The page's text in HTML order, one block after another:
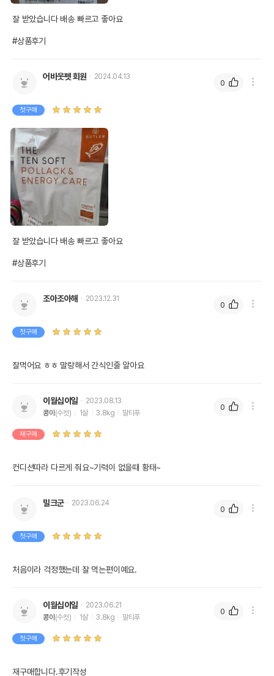
잘 받았습니다 배송 빠르고 좋아요
#상품후기
어바웃펫 회원 2024.04.13
첫구매
잘 받았습니다 배송 빠르고 좋아요
#상품후기
0
조아조아해 2023.12.31
첫구매
잘먹어요 ㅎㅎ 말랑해서 간식인줄 알아요
0
이월십이일
2023.08.13
콩이 (수컷) 1살 3.8kg 말티푸
재구매
컨디션따라 다르게 줘요~기력이 없을때 황태~
0
밀크군 2023.06.24
첫구매
처음이라 걱정했는데 잘 먹는편이예요.
0
이월십이일
2023.06.21
콩이 (수컷) 1살 3.8kg 말티푸
첫구매
재구매합니다.후기작성
0